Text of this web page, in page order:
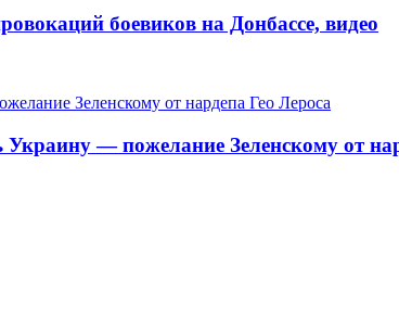
боевиков на Донбассе, видео
— пожелание Зеленскому от